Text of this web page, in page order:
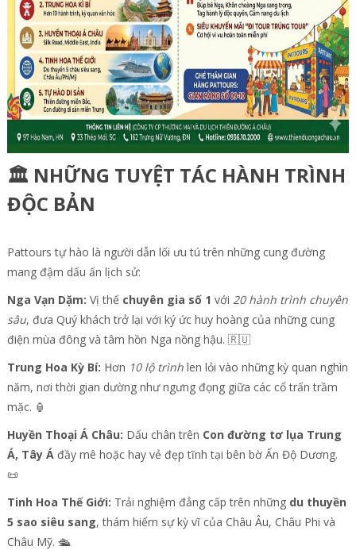
🏛️ NHỮNG TUYỆT TÁC HÀNH TRÌNH
ĐỘC BẢN
Pattours tự hào là người dẫn lối ưu tú trên những cung đường
mang đậm dấu ấn lịch sử:
Nga Vạn Dặm: Vị thế chuyên gia số 1 với 20 hành trình chuyên
sâu, đưa Quý khách trở lại với ký ức huy hoàng của những cung
điện mùa đông và tâm hồn Nga nồng hậu. 🇷🇺
Trung Hoa Kỳ Bí: Hơn 10 lộ trình len lỏi vào những kỳ quan nghìn
năm, nơi thời gian dường như ngưng đọng giữa các cổ trấn trầm
mặc. 🏮
Huyền Thoại Á Châu: Dấu chân trên Con đường tơ lụa Trung
Á, Tây Áđầy mê hoặc hay vẻ đẹp tĩnh tại bên bờ Ấn Độ Dương.
📜
Tinh Hoa Thế Giới: Trải nghiệm đẳng cấp trên những du thuyền
5 sao siêu sang, thám hiểm sự kỳ vĩ của Châu Âu, Châu Phi và
Châu Mỹ. 🛳️